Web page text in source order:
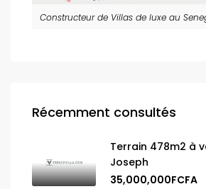
Constructeur de Villas de luxe au
Récemment consultés
Terrain 478m2 à
Joseph
35,000,000FCFA